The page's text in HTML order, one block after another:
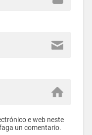
e web neste
un comentario.